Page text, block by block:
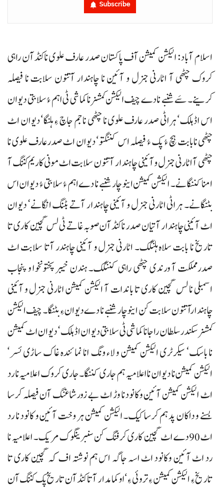
Subscribe
اسلام آباد : الیکشن کمیشن آف پاکستان صدر عارف علوی ناکنڈآن راہی
کروک چٹھی آ اٹارنی جنرل و آئین نا چاہندار آتتون سلابت نا فیصلہ
کرینے۔ سَے شنبے نا دے چیف الیکشن کمشنر ناکماشی ٹی اہم ءُ سلابتی دیوان
اس اڈہلک‘ ہراٹی صدر عارف علوی نا چٹھی نا جم جاچ ءِ ہلنگا‘ دیوان اٹ
چٹھی نابابت ہچ ءُ پک ءُ فیصلہ اس کننگتو‘ دیوان اٹ صدرعارف علوی نا
چٹھی آ اٹارنی جنرل و آئینی چاہندار آتتون سلابت اٹ مونی کاریم کننگ آ
امنا کننگانے۔ الیکشن کمیشن اینو چار شنبے نا دے اہم ءُ سلابتی ءُ دیوان اس
بٹنگانے۔ ہراٹی اٹارنی جنرل و آئینی چاہندار آتے بٹنگ انگانے‘ دیوان
اٹ آئینی چاہندار آتیان صدر ناکنڈآن صوبہ غاتے ٹی لس گچین کاری تا
تاریخ نا بابت سلاہ ہلنگک۔ اٹارنی جنرل و آئینی چاہندر آتا سلابت اٹ
صدرمملکت آ ورندی چٹھی راہی کننگک۔ ہندن خیبر پختونخوا و پنجاب
اسمبلی نا لس گچین کاری تا باندات آ الیکشن کمیشن اٹارنی جنرل و آئینی
چاہندارآتتون سلابت کن اینو چار شنبے نا دے دیوان ءِ بٹنگا۔ چیف الیکشن
کمشنر سکندر سلطان راجا ناکماشی ٹی سلابتی دیوان اڈہلک‘ دیوان اٹ کمیشن
نا باسک‘ سیکرٹری الیکشن کمیشن و لاء ونگ انا نمائندہ غاک ساڑی ئسر‘
الیکشن کمیشن نا دیوان نا اعلامیہ ہم جاری کننگا۔ جاری کروک اعلامیہ نا رد
اٹ الیکشن کمیشن آئین وکانودنا وڑ اٹ بے زورشاغنگ آن فیصلہ کرسا
بسنے و داکان پد ہم کرسا کیک۔ الیکشن کمیشن ہر وخت آئین و کانود نا رد
اٹ 90دے اٹ گچین کاری کرفنگ کن سنبرینگوک مریک۔ اعلامیہ نا
رد اٹ آئین وکانود اٹ اسہ جاگہ اس ہم نوشتہ اف کہ گچین کاری تا
تاریخ ءِ الیکشن کمیشن ءِ تروئی ءِ‘ او کمامدار آتا کنڈآن تاریخ پک کننگ آن